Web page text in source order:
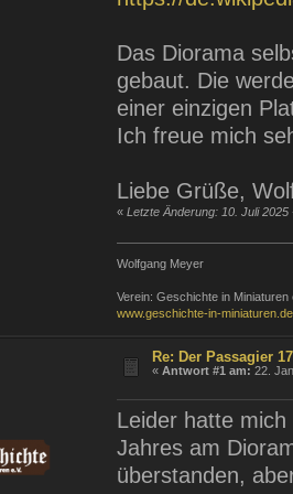
Das Diorama
gebaut. Die
einer einzigen
Ich freue mich
Liebe Grüße,
« Letzte Änderung: 10. Juli
Wolfgang Meyer
Verein: Geschichte in Miniaturen
www.geschichte-in-miniaturen.de
Re: Der Passagier
«Antwort #1 am: 22.
Leider hatte
Jahres am
überstanden,